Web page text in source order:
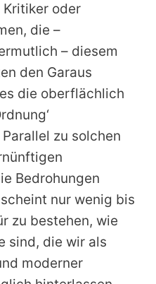
oder
die –
– diesem
den Garaus
die oberflächlich
zu solchen
Bedrohungen
nur wenig bis
zu bestehen, wie
sind, die wir als
moderner